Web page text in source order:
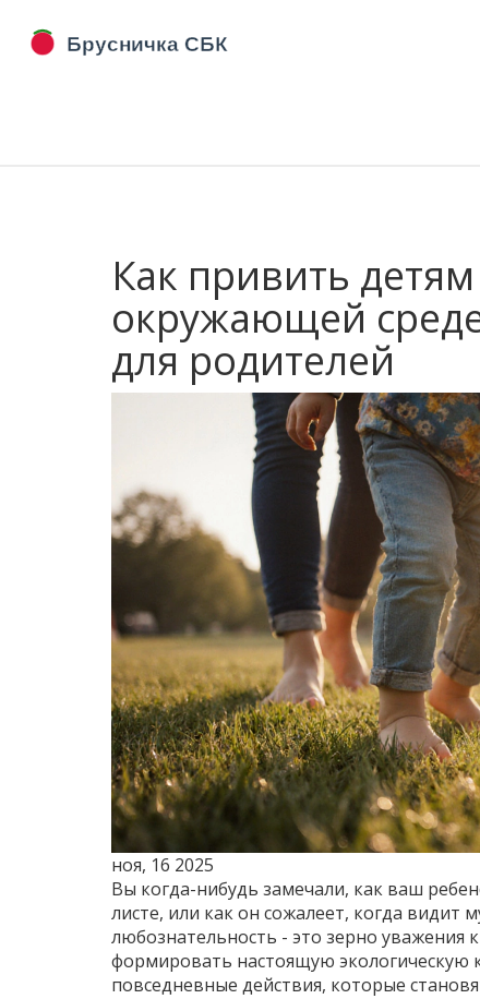
Как привить
окружающей
для родителей
ноя, 16 2025
Вы когда-нибудь замечали, как ваш
листе, или как он сожалеет, когда видит
любознательность - это зерно
формировать настоящую экологическую
повседневные действия, которые